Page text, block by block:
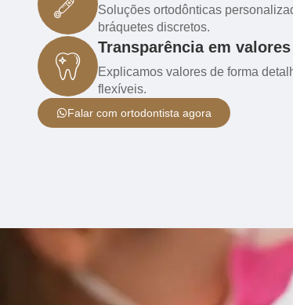
Soluções ortodônticas
bráquetes discretos.
Transparência em
Explicamos valores de forma
flexíveis.
Falar com ortodontista agora